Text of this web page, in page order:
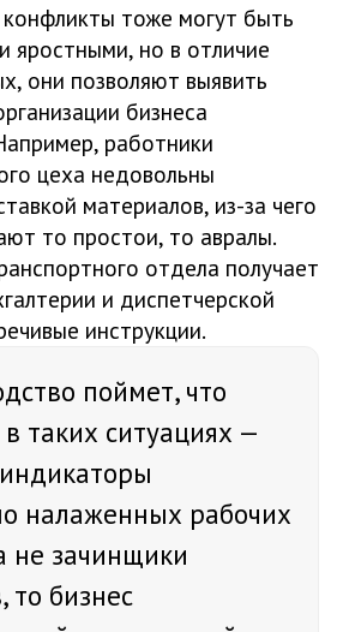
тоже могут быть
яростными, но в отличие
они позволяют выявить
бизнеса
работники
цеха недовольны
материалов, из-за чего
то простои, то авралы.
отдела получает
и диспетчерской
инструкции.
поймет, что
таких ситуациях —
налаженных рабочих
не зачинщики
то бизнес